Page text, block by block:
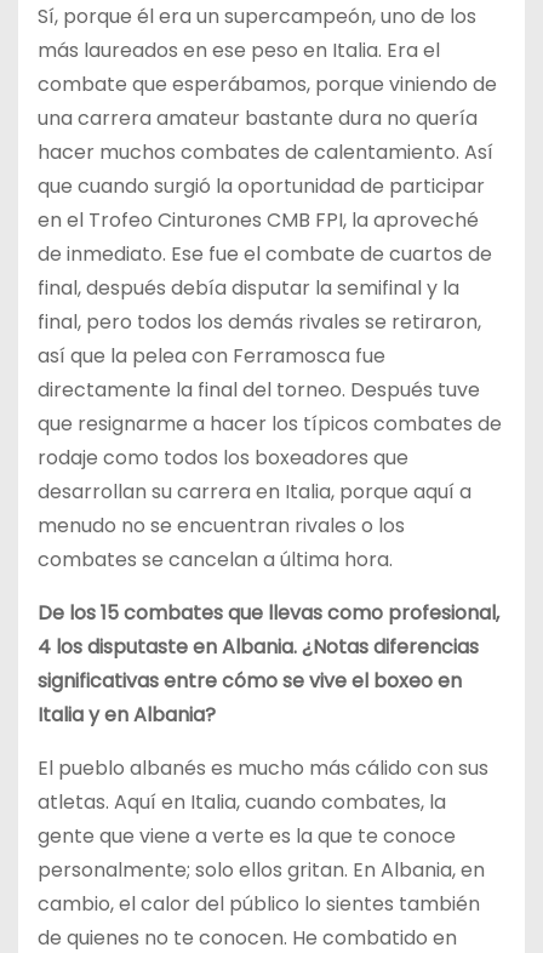
Sí, porque él era un supercampeón, uno de los
más laureados en ese peso en Italia. Era el
combate que esperábamos, porque viniendo de
una carrera amateur bastante dura no quería
hacer muchos combates de calentamiento. Así
que cuando surgió la oportunidad de participar
en el Trofeo Cinturones CMB FPI, la aproveché
de inmediato. Ese fue el combate de cuartos de
final, después debía disputar la semifinal y la
final, pero todos los demás rivales se retiraron,
así que la pelea con Ferramosca fue
directamente la final del torneo. Después tuve
que resignarme a hacer los típicos combates de
rodaje como todos los boxeadores que
desarrollan su carrera en Italia, porque aquí a
menudo no se encuentran rivales o los
combates se cancelan a última hora.
De los 15 combates que llevas como profesional,
4 los disputaste en Albania. ¿Notas diferencias
significativas entre cómo se vive el boxeo en
Italia y en Albania?
El pueblo albanés es mucho más cálido con sus
atletas. Aquí en Italia, cuando combates, la
gente que viene a verte es la que te conoce
personalmente; solo ellos gritan. En Albania, en
cambio, el calor del público lo sientes también
de quienes no te conocen. He combatido en